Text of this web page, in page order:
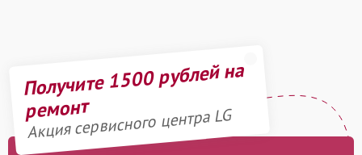
Получите 1500 рублей на
ремонт
Акция сервисного центра LG